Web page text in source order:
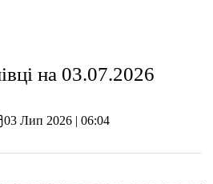
на 03.07.2026
03 Лип 2026 | 06:04